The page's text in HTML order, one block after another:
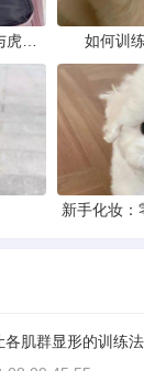
如何训
新手化妆：
各肌群显形的训练法